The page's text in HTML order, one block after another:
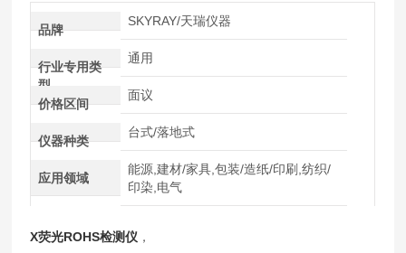
品牌
SKYRAY/天瑞仪器
行业专用类
型
通用
价格区间
面议
仪器种类
台式/落地式
应用领域
能源,建材/家具,包装/造纸/印刷,纺织/
印染,电气
X荧光ROHS检测仪 ，